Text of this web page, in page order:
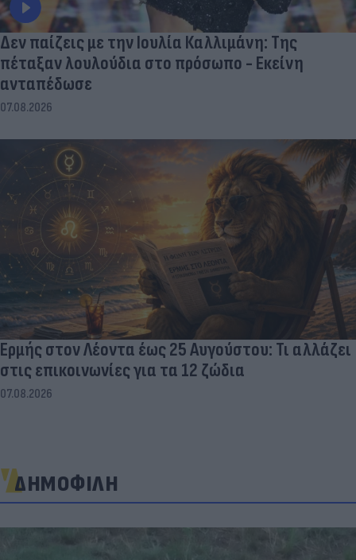
Δεν παίζεις με την Ιουλία Καλλιμάνη: Της
πέταξαν λουλούδια στο πρόσωπο - Εκείνη
ανταπέδωσε
07.08.2026
Ερμής στον Λέοντα έως 25 Αυγούστου: Τι αλλάζει
στις επικοινωνίες για τα 12 ζώδια
07.08.2026
ΔΗΜΟΦΙΛΗ